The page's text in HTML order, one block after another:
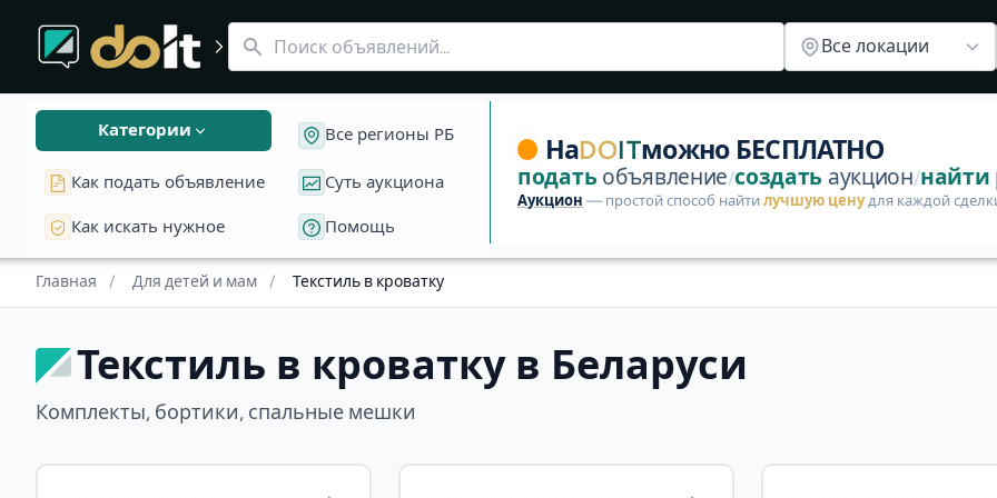
Комплекты, бортики, спальные мешки Пока нет объявлений в этой категории — опубликуйте первое
Все локации
Категории Все регионы РБ
Как подать объявление Суть аукциона
Как искать нужное Помощь
НаDOITможно БЕСПЛАТНО
подать объявление/создать аукцион/найти
Аукцион — простой способ найти лучшую ценудля каждой
Главная / Для детей и мам / Текстиль в кроватку
Текстиль в кроватку в Беларуси
Комплекты, бортики, спальные мешки